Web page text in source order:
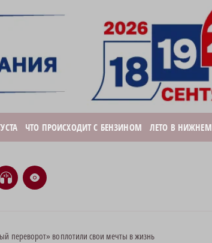
ЧТО ПРОИСХОДИТ С БЕНЗИНОМ ЛЕТО В НИЖНЕМ
H e
переворот» воплотили свои мечты в жизнь